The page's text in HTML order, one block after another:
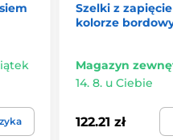
Szelki z
kolorze
Magazyn
14. 8. u Ciebie
122.21 zł